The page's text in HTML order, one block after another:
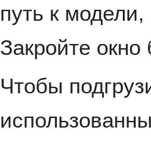
путь к
Закройте окно
Чтобы